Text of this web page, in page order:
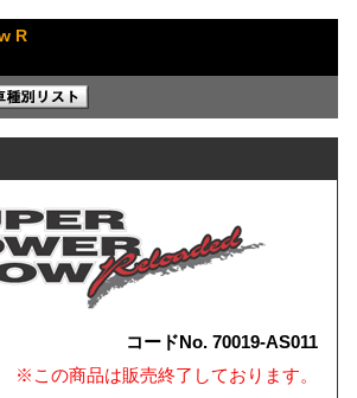
R
コードNo. 70019-AS011
※この商品は販売終了しております。